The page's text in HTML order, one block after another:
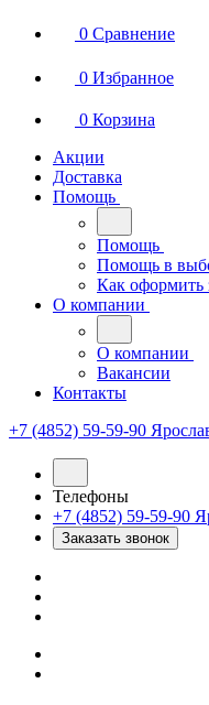
0 Сравнение
0 Избранное
0 Корзина
Акции
Доставка
Помощь
Помощь
Помощь в
Как оформить
О компании
О компании
Вакансии
Контакты
+7 (4852) 59-59-90
Телефоны
+7 (4852) 59-59-90
Заказать звонок